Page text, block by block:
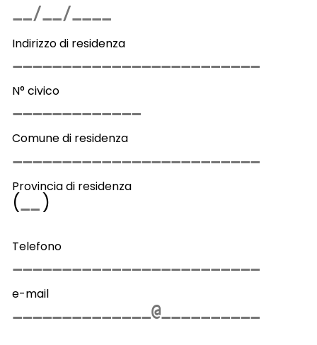
Indirizzo di residenza
N° civico
Comune di residenza
Provincia di residenza
( )
Telefono
e-mail